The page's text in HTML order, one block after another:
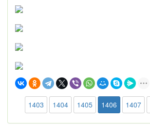
1403 1404 1405 1406 1407